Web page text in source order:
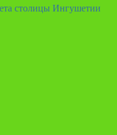
столицы Ингушетии